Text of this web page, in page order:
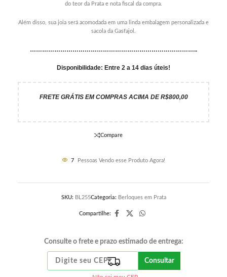
do teor da Prata e nota fiscal da compra.
Além disso, sua joia será acomodada em uma linda embalagem personalizada e
sacola da Gasfajol.
………………………………………………………………………..
Disponibilidade: Entre 2 a 14 dias úteis!
FRETE GRÁTIS EM COMPRAS ACIMA DE R$800,00
Compare
7 Pessoas Vendo esse Produto Agora!
SKU: BL255Categoria: Berloques em Prata
Compartilhe:
Consulte o frete e prazo estimado de entrega:
Consultar